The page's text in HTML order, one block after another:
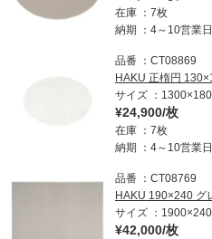
在庫
7枚
納期
4～10営業日
品番
CT08869
HAKU 正楕円
サイズ
¥24,900/枚
在庫
7枚
納期
4～10営業日
品番
CT08769
HAKU 190×240 グ
サイズ
¥42,000/枚